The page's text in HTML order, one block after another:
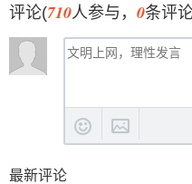
评论(710人参与， 0条评
最新评论